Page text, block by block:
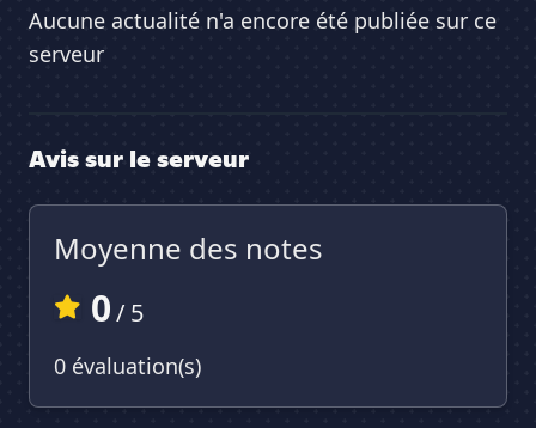
Aucune actualité n'a encore été publiée sur ce
serveur
Avis sur le serveur
Moyenne des notes
0/ 5
0 évaluation(s)